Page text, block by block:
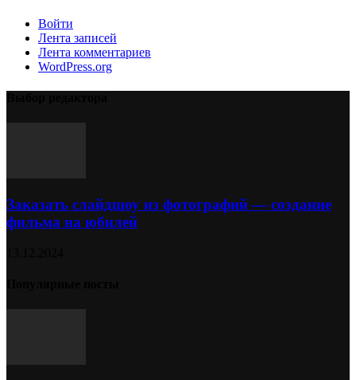
Войти
Лента записей
Лента комментариев
WordPress.org
Заказать слайдшоу из фотографий — создание
фильма на юбилей